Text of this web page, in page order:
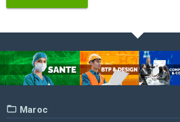
Maroc